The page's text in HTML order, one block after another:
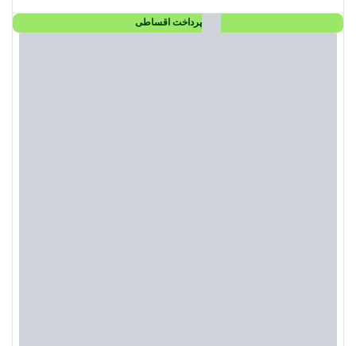
پرداخت اقساطی